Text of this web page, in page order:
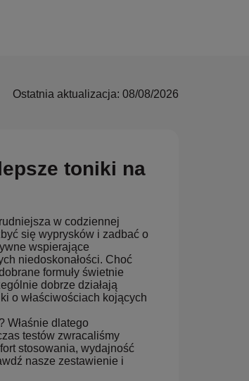
Ostatnia aktualizacja: 08/08/2026
toniki na
w codziennej
się wyprysków i zadbać o
wspierające
niedoskonałości. Choć
formuły świetnie
dobrze działają
o właściwościach kojących
Właśnie dlatego
testów zwracaliśmy
stosowania, wydajność
nasze zestawienie i